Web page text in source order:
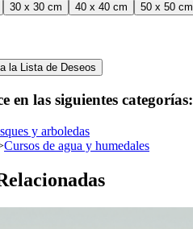
30 x 30 cm 40 x 40 cm 50 x 50 cm
la Lista de Deseos
en las siguientes categorías:
y arboledas
Cursos de agua y humedales